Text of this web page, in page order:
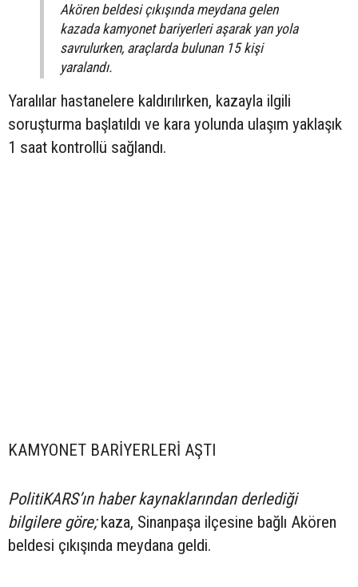
Akören beldesi çıkışında meydana gelen
kazada kamyonet bariyerleri aşarak yan yola
savrulurken, araçlarda bulunan 15 kişi
yaralandı.
Yaralılar hastanelere kaldırılırken, kazayla ilgili
soruşturma başlatıldı ve kara yolunda ulaşım yaklaşık
1 saat kontrollü sağlandı.
KAMYONET BARİYERLERİ AŞTI
PolitiKARS’ın haber kaynaklarından derlediği
bilgilere göre;kaza, Sinanpaşa ilçesine bağlı Akören
beldesi çıkışında meydana geldi.